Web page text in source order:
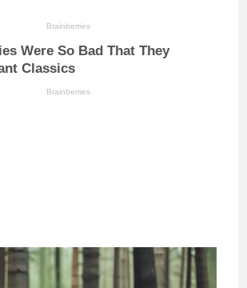
Brainberries
Were So Bad That They
Classics
Brainberries